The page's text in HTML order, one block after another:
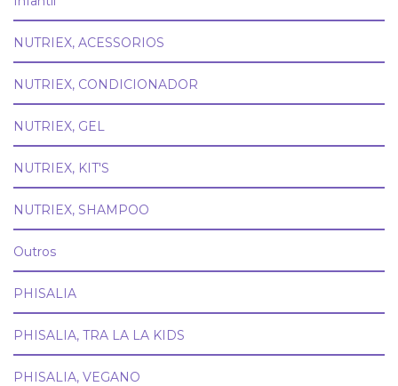
NUTRIEX, ACESSORIOS
NUTRIEX, CONDICIONADOR
NUTRIEX, GEL
NUTRIEX, KIT'S
NUTRIEX, SHAMPOO
Outros
PHISALIA
PHISALIA, TRA LA LA KIDS
PHISALIA, VEGANO